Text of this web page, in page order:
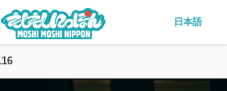
日本語